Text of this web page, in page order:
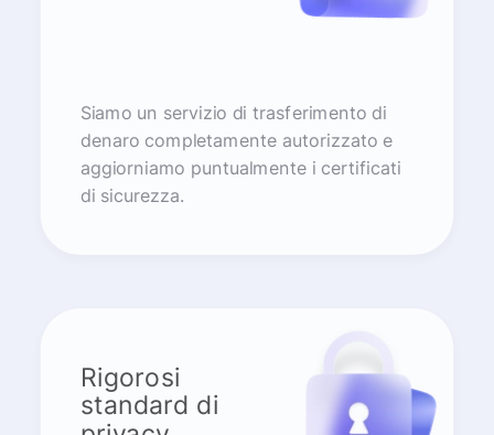
Siamo un servizio di trasferimento di
denaro completamente autorizzato e
aggiorniamo puntualmente i certificati
di sicurezza.
Rigorosi
standard di